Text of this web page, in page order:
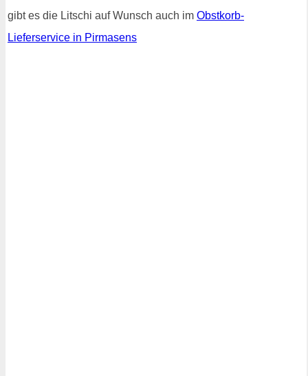
gibt es die Litschi auf Wunsch auch im Obstkorb-
Lieferservice in Pirmasens